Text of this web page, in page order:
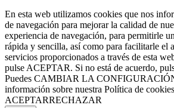
En esta web utilizamos cookies que nos
de navegación para mejorar la calidad de
experiencia de navegación, para permitirle
rápida y sencilla, así como para facilitarle el
servicios proporcionados a través de esta
pulse ACEPTAR. Si no está de acuerdo,
Puedes CAMBIAR LA
información sobre nuestra Política de cookies
ACEPTARRECHAZAR